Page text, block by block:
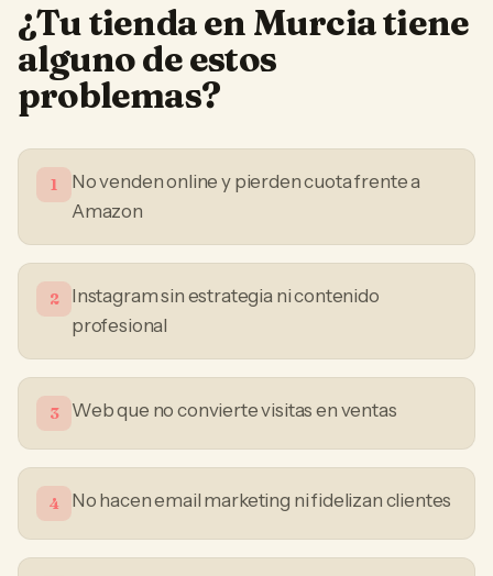
¿Tutiendaen Murciatiene
alguno de estos
problemas?
1
No venden online y pierden cuota frente a
Amazon
2
Instagram sin estrategia ni contenido
profesional
3 Web que no convierte visitas en ventas
4 No hacen email marketing ni fidelizan clientes